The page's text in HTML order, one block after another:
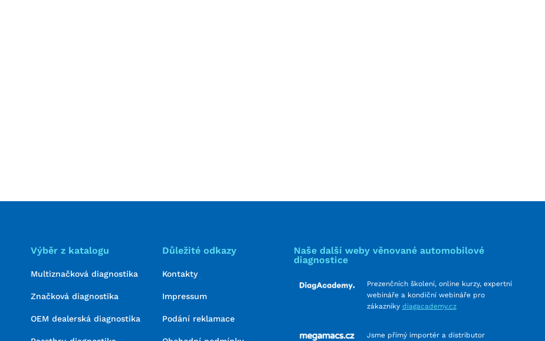
Výběr z katalogu
Multiznačková diagnostika
Značková diagnostika
OEM dealerská diagnostika
Důležité odkazy
Kontakty
Impressum
Podání reklamace
Naše další weby věnované automobilové
diagnostice
Prezenčních školení, online kurzy, expertní
webináře a kondiční webináře pro
zákazníky diagacademy.cz
Jsme přímý importér a distributor